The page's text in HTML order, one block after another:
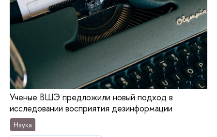
Ученые ВШЭ предложили новый подход в
исследовании восприятия дезинформации
Наука